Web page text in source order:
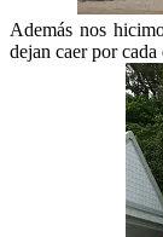
Además nos
dejan caer por cada